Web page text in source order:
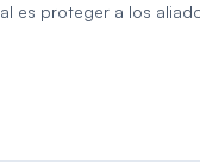
es proteger a los
los jugadores que